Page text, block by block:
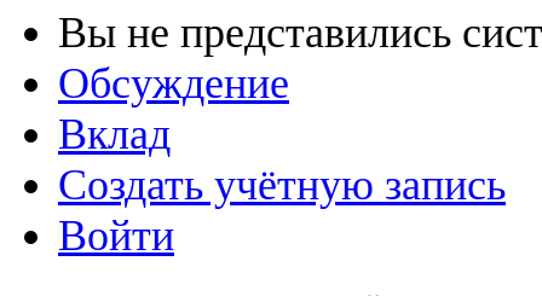
Вы не представились
Обсуждение
Вклад
Создать учётную запись
Войти